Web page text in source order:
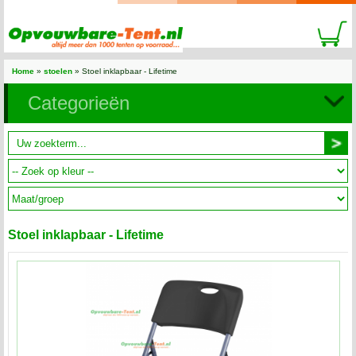
Home » stoelen » Stoel inklapbaar - Lifetime
Categorieën
Stoel inklapbaar - Lifetime